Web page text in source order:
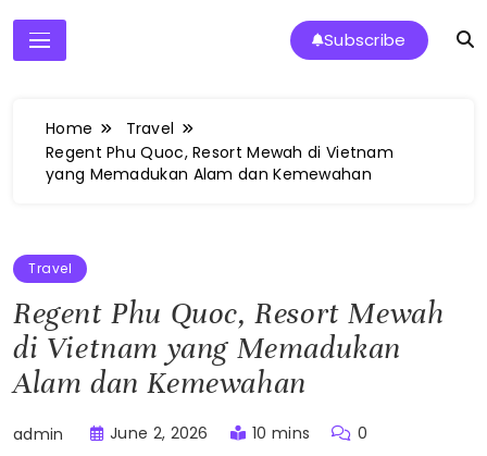
The Cadillac Hotel
Subscribe
Home
Travel
Regent Phu Quoc, Resort Mewah di Vietnam
yang Memadukan Alam dan Kemewahan
Travel
Regent Phu Quoc, Resort Mewah
di Vietnam yang Memadukan
Alam dan Kemewahan
admin June 2, 2026 10 mins 0